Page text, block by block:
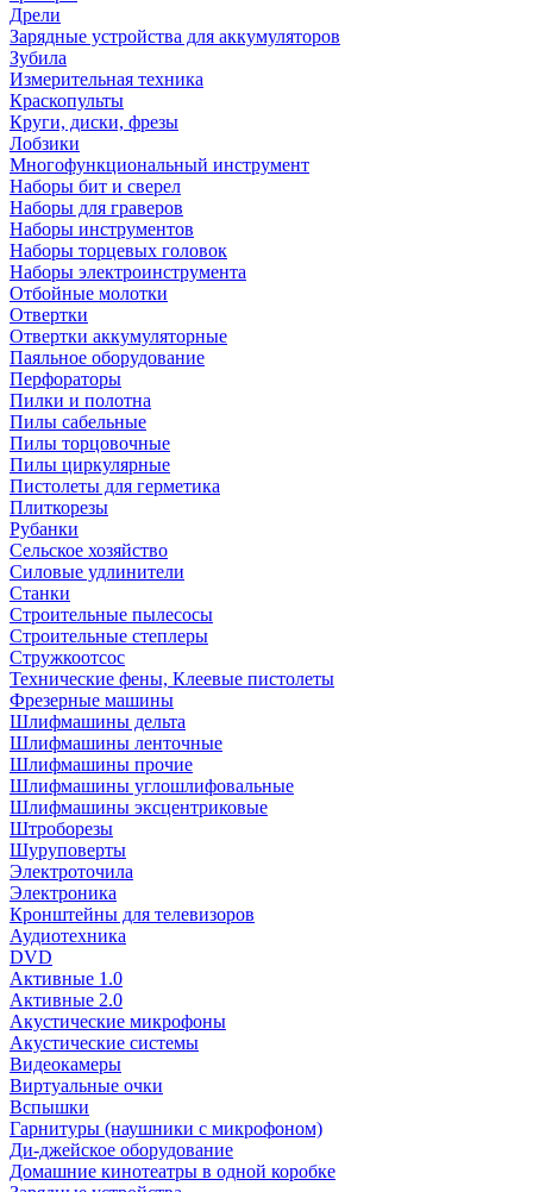
Дрели
Зарядные устройства для аккумуляторов
Зубила
Измерительная техника
Краскопульты
Круги, диски, фрезы
Лобзики
Многофункциональный инструмент
Наборы бит и сверел
Наборы для граверов
Наборы инструментов
Наборы торцевых головок
Наборы электроинструмента
Отбойные молотки
Отвертки
Отвертки аккумуляторные
Паяльное оборудование
Перфораторы
Пилки и полотна
Пилы сабельные
Пилы торцовочные
Пилы циркулярные
Пистолеты для герметика
Плиткорезы
Рубанки
Сельское хозяйство
Силовые удлинители
Станки
Строительные пылесосы
Строительные степлеры
Стружкоотсос
Технические фены, Клеевые пистолеты
Фрезерные машины
Шлифмашины дельта
Шлифмашины ленточные
Шлифмашины прочие
Шлифмашины углошлифовальные
Шлифмашины эксцентриковые
Штроборезы
Шуруповерты
Электроточила
Электроника
Кронштейны для телевизоров
Аудиотехника
DVD
Активные 1.0
Активные 2.0
Акустические микрофоны
Акустические системы
Видеокамеры
Виртуальные очки
Вспышки
Гарнитуры (наушники с микрофоном)
Ди-джейское оборудование
Домашние кинотеатры в одной коробке